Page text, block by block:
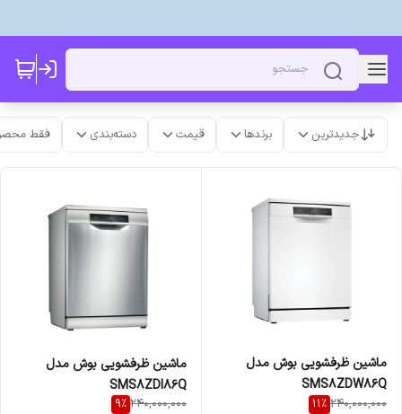
جدیدترین برندها قیمت دسته‌بندی فقط
ماشین ظرفشویی بوش مدل
SMS8ZDW86Q
240,000,000
11%
ماشین ظرفشویی بوش مدل
SMS8ZDI86Q
240,000,000
9%